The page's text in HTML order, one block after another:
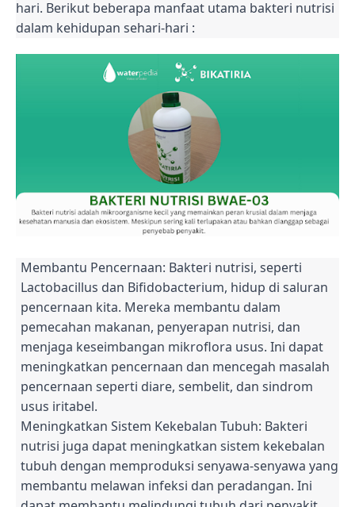
hari. Berikut beberapa manfaat utama bakteri nutrisi
dalam kehidupan sehari-hari :
Membantu Pencernaan: Bakteri nutrisi, seperti
Lactobacillus dan Bifidobacterium, hidup di saluran
pencernaan kita. Mereka membantu dalam
pemecahan makanan, penyerapan nutrisi, dan
menjaga keseimbangan mikroflora usus. Ini dapat
meningkatkan pencernaan dan mencegah masalah
pencernaan seperti diare, sembelit, dan sindrom
usus iritabel.
Meningkatkan Sistem Kekebalan Tubuh: Bakteri
nutrisi juga dapat meningkatkan sistem kekebalan
tubuh dengan memproduksi senyawa-senyawa yang
membantu melawan infeksi dan peradangan. Ini